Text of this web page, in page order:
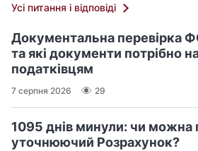
Усі питання і відповіді
Документальна перевірка
та які документи потрібно
податківцям
7 серпня 2026 29
1095 днів минули: чи можна
уточнюючий Розрахунок?